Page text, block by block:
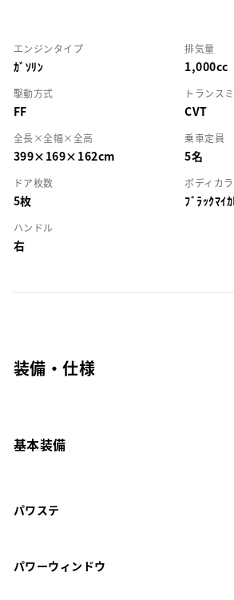
エンジンタイプ
ｶﾞｿﾘﾝ
排気量
1,000cc
駆動方式
FF
トランス
CVT
全長×全幅×全高
399×169×162cm
乗車定員
5名
ドア枚数
5枚
ボディカ
ﾌﾞﾗｯｸﾏｲ
ハンドル
右
装備・仕様
基本装備
パワステ
パワーウィンドウ